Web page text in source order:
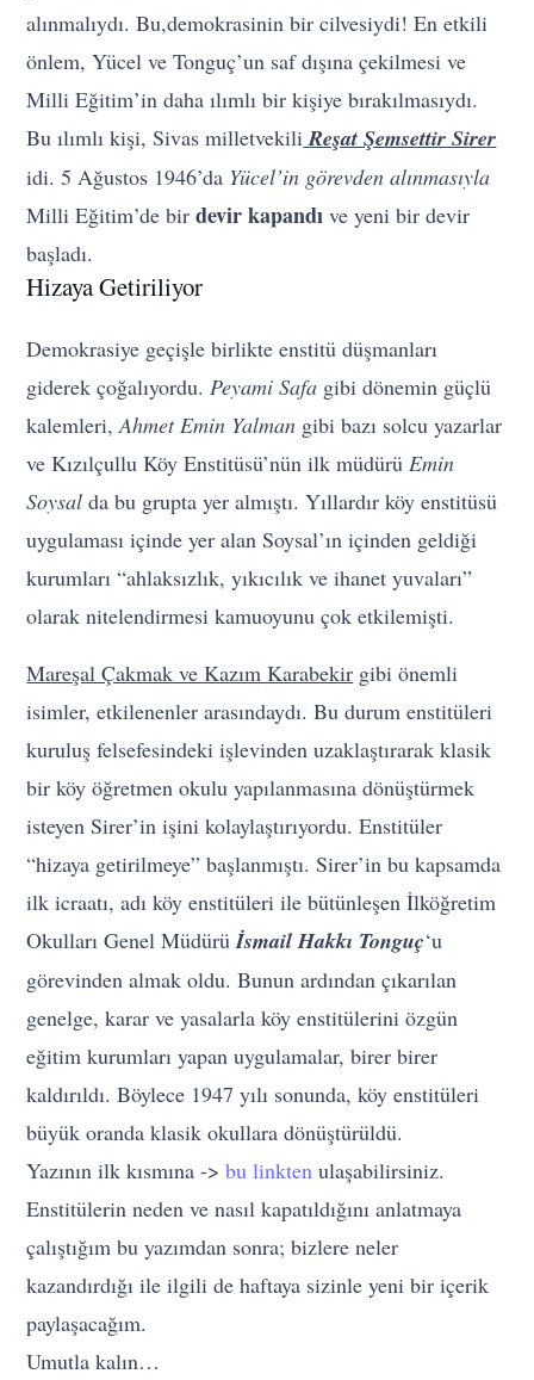
alınmalıydı. Bu,demokrasinin bir cilvesiydi! En etkili
önlem, Yücel ve Tonguç’un saf dışına çekilmesi ve
Milli Eğitim’in daha ılımlı bir kişiye bırakılmasıydı.
Bu ılımlı kişi, Sivas milletvekili Reşat Şemsettir Sirer
idi. 5 Ağustos 1946’da Yücel’in görevden alınmasıyla
Milli Eğitim’de birdevir kapandı ve yeni bir devir
başladı.
Hizaya Getiriliyor
Demokrasiye geçişle birlikte enstitü düşmanları
giderek çoğalıyordu. Peyami Safa gibi dönemin güçlü
kalemleri,Ahmet Emin Yalman gibi bazı solcu yazarlar
ve Kızılçullu Köy Enstitüsü’nün ilk müdürü Emin
Soysal da bu grupta yer almıştı. Yıllardır köy enstitüsü
uygulaması içinde yer alan Soysal’ın içinden geldiği
kurumları “ahlaksızlık, yıkıcılık ve ihanet yuvaları”
olarak nitelendirmesi kamuoyunu çok etkilemişti.
Mareşal Çakmak ve Kazım Karabekir gibi önemli
isimler, etkilenenler arasındaydı. Bu durum enstitüleri
kuruluş felsefesindeki işlevinden uzaklaştırarak klasik
bir köy öğretmen okulu yapılanmasına dönüştürmek
isteyen Sirer’in işini kolaylaştırıyordu. Enstitüler
“hizaya getirilmeye” başlanmıştı. Sirer’in bu kapsamda
ilk icraatı, adı köy enstitüleri ile bütünleşen İlköğretim
Okulları Genel Müdürüİsmail Hakkı Tonguç‘u
görevinden almak oldu. Bunun ardından çıkarılan
genelge, karar ve yasalarla köy enstitülerini özgün
eğitim kurumları yapan uygulamalar, birer birer
kaldırıldı. Böylece 1947 yılı sonunda, köy enstitüleri
büyük oranda klasik okullara dönüştürüldü.
Yazının ilk kısmına ->bu linkten ulaşabilirsiniz.
Enstitülerin neden ve nasıl kapatıldığını anlatmaya
çalıştığım bu yazımdan sonra; bizlere neler
kazandırdığı ile ilgili de haftaya sizinle yeni bir içerik
paylaşacağım.
Umutla kalın…